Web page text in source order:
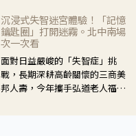
人杰藥師表示，這三款藥物目
的、作用、風險各有不同，管制
與否所帶來的後許影響也不同，
可先了解其特性。
沉浸式失智迷宮體驗！「記憶
鑰匙圈」打開迷霧。北中南場
次一次看
面對日益嚴峻的「失智症」挑
戰，長期深耕高齡關懷的三商美
邦人壽，今年攜手弘道老人福利